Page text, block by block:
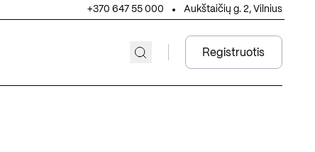
+370 647 55 000 Aukštaičių g. 2, Vilnius
Registruotis